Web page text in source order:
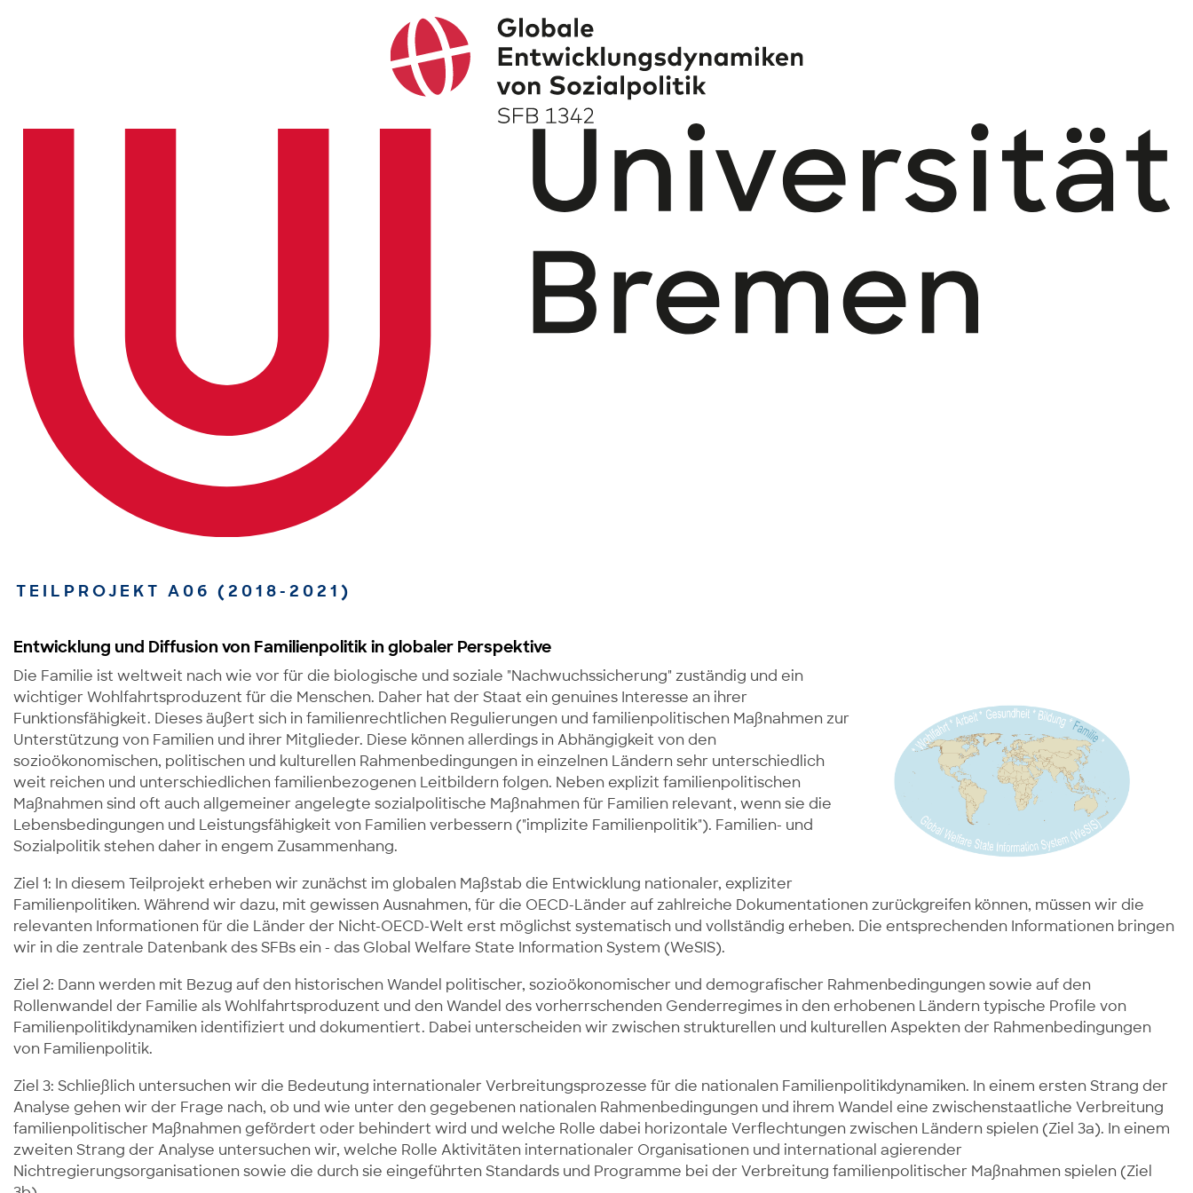
TEILPROJEKT A06 (2018-2021)
Entwicklung und Diffusion von Familienpolitik in globaler Perspektive
Die Familie ist weltweit nach wie vor für die biologische und soziale "Nachwuchssicherung" zuständig und ein
wichtiger Wohlfahrtsproduzent für die Menschen. Daher hat der Staat ein genuines Interesse an ihrer
Funktionsfähigkeit. Dieses äußert sich in familienrechtlichen Regulierungen und familienpolitischen Maßnahmen zur
Unterstützung von Familien und ihrer Mitglieder. Diese können allerdings in Abhängigkeit von den
sozioökonomischen, politischen und kulturellen Rahmenbedingungen in einzelnen Ländern sehr unterschiedlich
weit reichen und unterschiedlichen familienbezogenen Leitbildern folgen. Neben explizit familienpolitischen
Maßnahmen sind oft auch allgemeiner angelegte sozialpolitische Maßnahmen für Familien relevant, wenn sie die
Lebensbedingungen und Leistungsfähigkeit von Familien verbessern ("implizite Familienpolitik"). Familien- und
Sozialpolitik stehen daher in engem Zusammenhang.
Ziel 1: In diesem Teilprojekt erheben wir zunächst im globalen Maßstab die Entwicklung nationaler, expliziter
Familienpolitiken. Während wir dazu, mit gewissen Ausnahmen, für die OECD-Länder auf zahlreiche Dokumentationen zurückgreifen können, müssen wir die
relevanten Informationen für die Länder der Nicht-OECD-Welt erst möglichst systematisch und vollständig erheben. Die entsprechenden Informationen bringen
wir in die zentrale Datenbank des SFBs ein - das Global Welfare State Information System (WeSIS).
Ziel 2: Dann werden mit Bezug auf den historischen Wandel politischer, sozioökonomischer und demografischer Rahmenbedingungen sowie auf den
Rollenwandel der Familie als Wohlfahrtsproduzent und den Wandel des vorherrschenden Genderregimes in den erhobenen Ländern typische Profile von
Familienpolitikdynamiken identifiziert und dokumentiert. Dabei unterscheiden wir zwischen strukturellen und kulturellen Aspekten der Rahmenbedingungen
von Familienpolitik.
Ziel 3: Schließlich untersuchen wir die Bedeutung internationaler Verbreitungsprozesse für die nationalen Familienpolitikdynamiken. In einem ersten Strang der
Analyse gehen wir der Frage nach, ob und wie unter den gegebenen nationalen Rahmenbedingungen und ihrem Wandel eine zwischenstaatliche Verbreitung
familienpolitischer Maßnahmen gefördert oder behindert wird und welche Rolle dabei horizontale Verflechtungen zwischen Ländern spielen (Ziel 3a). In einem
zweiten Strang der Analyse untersuchen wir, welche Rolle Aktivitäten internationaler Organisationen und international agierender
Nichtregierungsorganisationen sowie die durch sie eingeführten Standards und Programme bei der Verbreitung familienpolitischer Maßnahmen spielen (Ziel